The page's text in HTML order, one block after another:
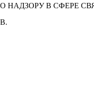
НАДЗОРУ В СФЕРЕ